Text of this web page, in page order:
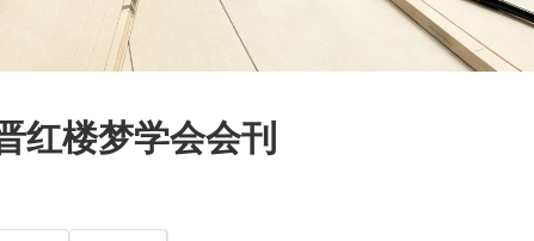
红楼梦学会会刊